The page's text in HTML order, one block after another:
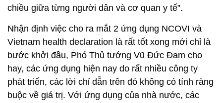
chiều giữa từng người dân và cơ quan y tế”.
Nhận định việc cho ra mắt 2 ứng dụng NCOVI và
Vietnam health declaration là rất tốt xong mới chỉ là
bước khởi đầu, Phó Thủ tướng Vũ Đức Đam cho
hay, các ứng dụng hiện nay do rất nhiều công ty
phát triển, các lời chỉ dẫn trên đó không có tính ràng
buộc về giá trị. Với ứng dụng của nhà nước, các